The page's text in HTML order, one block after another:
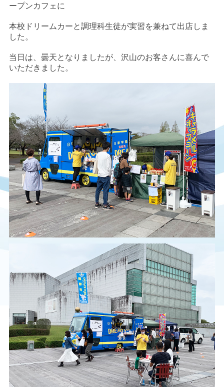
ープンカフェに
本校ドリームカーと調理科生徒が実習を兼ねて出店しま
した。
当日は、曇天となりましたが、沢山のお客さんに喜んで
いただきました。